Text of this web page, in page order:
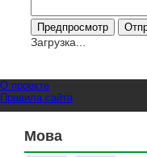
Загрузка...
О проекте
Правила сайта
Мова